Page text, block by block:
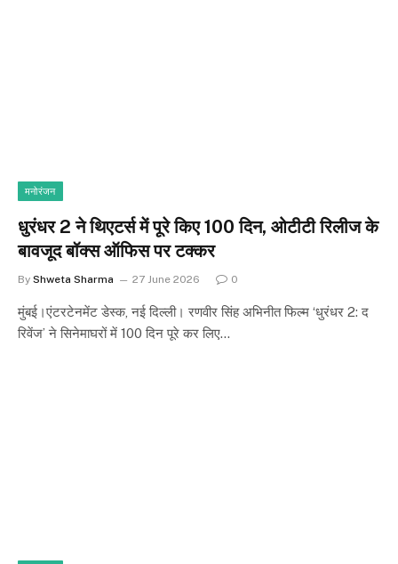
मनोरंजन
धुरंधर 2 ने थिएटर्स में पूरे किए 100 दिन, ओटीटी रिलीज के
बावजूद बॉक्स ऑफिस पर टक्कर
By Shweta Sharma 27 June 2026 0
मुंबई।एंटरटेनमेंट डेस्क, नई दिल्ली। रणवीर सिंह अभिनीत फिल्म ‘धुरंधर 2: द
रिवेंज’ ने सिनेमाघरों में 100 दिन पूरे कर लिए…